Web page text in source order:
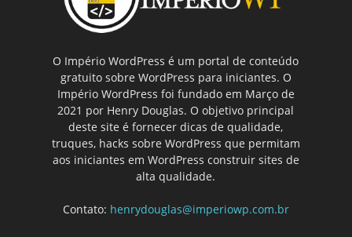
O Império WordPress é um portal de conteúdo
gratuito sobre WordPress para iniciantes. O
Império WordPress foi fundado em Março de
2021 por Henry Douglas. O objetivo principal
deste site é fornecer dicas de qualidade,
truques, hacks sobre WordPress que permitam
aos iniciantes em WordPress construir sites de
alta qualidade.
Contato: henrydouglas@imperiowp.com.br